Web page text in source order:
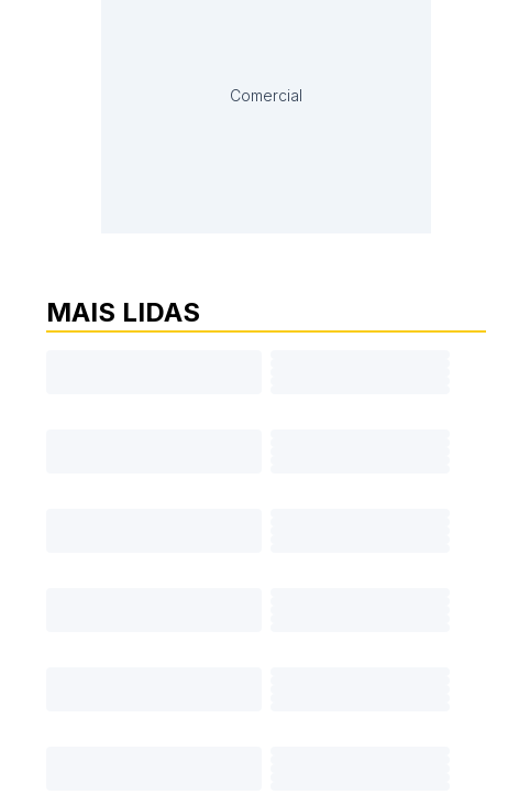
Comercial
MAIS LIDAS